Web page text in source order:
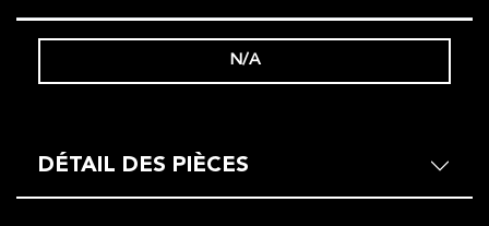
N/A
DÉTAIL DES PIÈCES